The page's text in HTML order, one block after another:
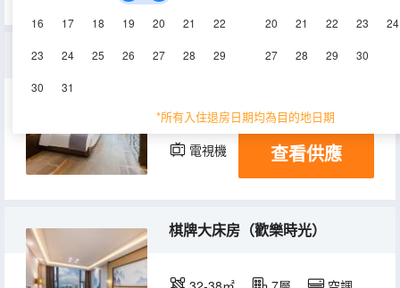
16 17 18 19 20 21 22
23 24 25 26 27 28 29
30 31
20 21 22 23 24
27 28 29 30
*所有入住退房日期均為目的地日期
行政套房
64㎡ 21-23層
電視機 冰箱
查看供應
棋牌大床房（歡樂時光）